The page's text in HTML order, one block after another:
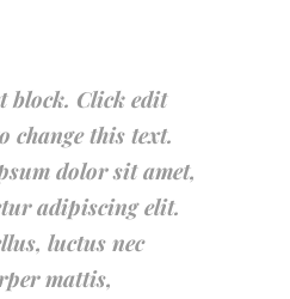
block. Click edit
change this text.
dolor sit amet,
adipiscing elit.
luctus nec
mattis,